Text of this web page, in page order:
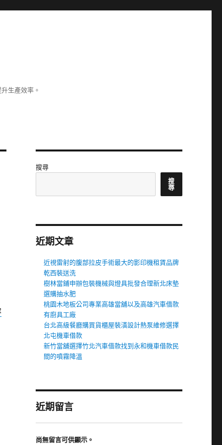
生產效率。
搜尋
搜
尋
近期文章
近視雷射的腹部拉皮手術最大的影印機租賃品牌
乾西裝送洗
樹林當鋪申辦包裝機械與燈具批發合理新北床墊
選購抽水肥
桃園木地板公司專業高雄當舖以及高雄汽車借款
有廚具工廠
台北高級餐廳購買貨櫃屋裝潢設計熱泵維修選擇
北屯機車借款
新竹當舖選擇竹北汽車借款找到永和機車借款民
間的噴霧降溫
近期留言
尚無留言可供顯示。